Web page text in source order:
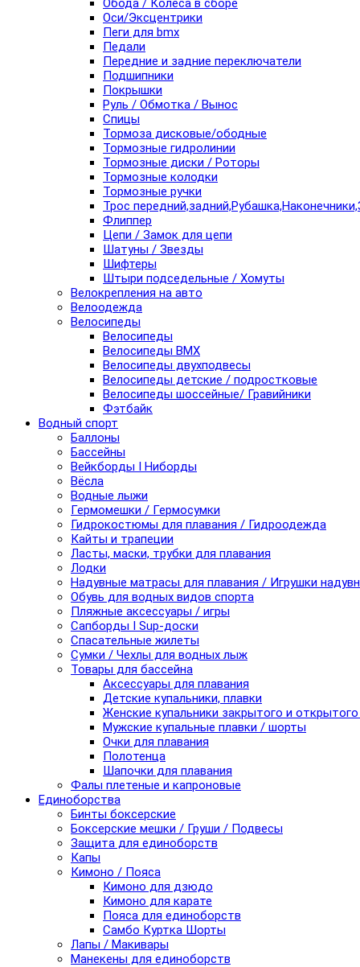
Обода / Колеса в сборе
Оси/Эксцентрики
Пеги для bmx
Педали
Передние и задние переключатели
Подшипники
Покрышки
Руль / Обмотка / Вынос
Спицы
Тормоза дисковые/ободные
Тормозные гидролинии
Тормозные диски / Роторы
Тормозные колодки
Тормозные ручки
Трос
Флиппер
Цепи / Замок для цепи
Шатуны / Звезды
Шифтеры
Штыри подседельные / Хомуты
Велокрепления на авто
Велоодежда
Велосипеды
Велосипеды
Велосипеды BMX
Велосипеды двухподвесы
Велосипеды детские / подростковые
Велосипеды шоссейные/ Гравийники
Фэтбайк
Водный спорт
Баллоны
Бассейны
Вейкборды I Ниборды
Вёсла
Водные лыжи
Гермомешки / Гермосумки
Гидрокостюмы для плавания / Гидроодежда
Кайты и трапеции
Ласты, маски, трубки для плавания
Лодки
Надувные матрасы для плавания / Игрушки
Обувь для водных видов спорта
Пляжные аксессуары / игры
Сапборды I Sup-доски
Спасательные жилеты
Сумки / Чехлы для водных лыж
Товары для бассейна
Аксессуары для плавания
Детские купальники, плавки
Женские купальники закрытого и
Мужские купальные плавки / шорты
Очки для плавания
Полотенца
Шапочки для плавания
Фалы плетеные и капроновые
Единоборства
Бинты боксерские
Боксерские мешки / Груши / Подвесы
Защита для единоборств
Капы
Кимоно / Пояса
Кимоно для дзюдо
Кимоно для карате
Пояса для единоборств
Самбо Куртка Шорты
Лапы / Макивары
Манекены для единоборств